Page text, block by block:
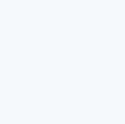
les ha